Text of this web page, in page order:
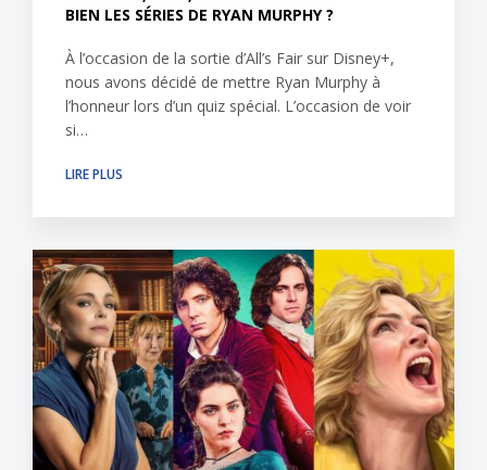
BIEN LES SÉRIES DE RYAN MURPHY ?
À l’occasion de la sortie d’All’s Fair sur Disney+,
nous avons décidé de mettre Ryan Murphy à
l’honneur lors d’un quiz spécial. L’occasion de voir
si…
LIRE PLUS